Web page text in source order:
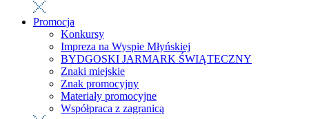
Promocja
Konkursy
Impreza na Wyspie Młyńskiej
BYDGOSKI JARMARK ŚWIĄTECZNY
Znaki miejskie
Znak promocyjny
Materiały promocyjne
Współpraca z zagranicą